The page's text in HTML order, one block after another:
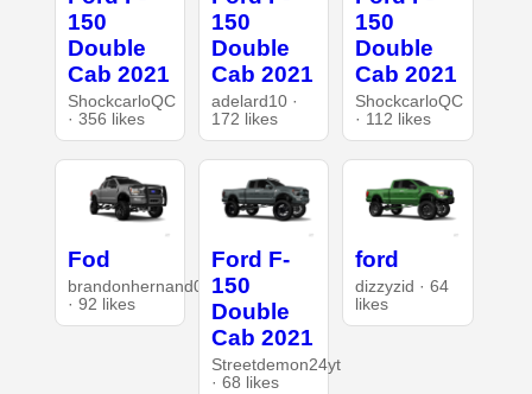
150
Double
Cab 2021
ShockcarloQC
· 356 likes
150
Double
Cab 2021
adelard10 ·
172 likes
150
Double
Cab 2021
ShockcarloQC
· 112 likes
Fod
brandonhernand090@gmail.com
· 92 likes
Ford F-
150
Double
Cab 2021
Streetdemon24yt
· 68 likes
ford
dizzyzid · 64
likes